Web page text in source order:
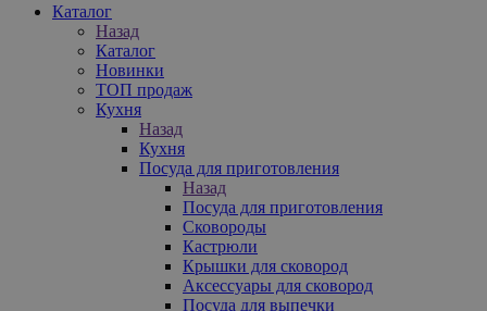
Каталог
Назад
Каталог
Новинки
ТОП продаж
Кухня
Назад
Кухня
Посуда для приготовления
Назад
Посуда для приготовления
Сковороды
Кастрюли
Крышки для сковород
Аксессуары для сковород
Посуда для выпечки